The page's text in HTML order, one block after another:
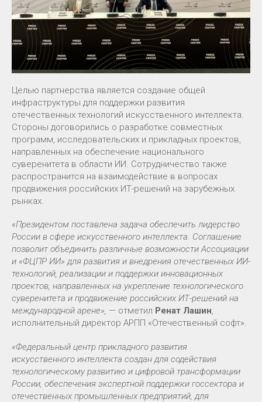
Целью партнерства является создание общей
инфраструктуры для поддержки развития
отечественных технологий искусственного интеллекта.
Стороны договорились о разработке совместных
программ, исследовательских и прикладных проектов,
направленных на обеспечение национального
суверенитета в области ИИ. Сотрудничество также
распространится на взаимодействие в вопросах
продвижения российских ИТ-решений на зарубежных
рынках.
«Президентом поставлена задача обеспечить лидерство
России в сфере искусственного интеллекта. Соглашение
позволит объединить различные возможности Ассоциации
и «ФЦПР ИИ» для развития и внедрения отечественных ИИ-
технологий, реализации и поддержки инновационных
проектов, направленных на укрепление технологического
суверенитета и продвижение российских ИТ-решений на
международной арене», — отметил Ренат Лашин,
исполнительный директор АРПП «Отечественный софт».
«Федеральный центр прикладного развития
искусственного интеллекта создан для содействия
технологическому развитию и цифровой трансформации
России, обеспечения экспертной поддержки госсектора и
отечественных промышленных предприятий, для